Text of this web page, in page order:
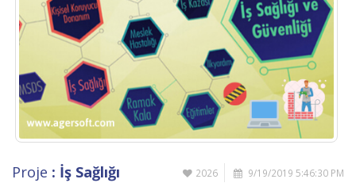
2026 9/19/2019 5:46:30 PM
Proje : İş Sağlığı